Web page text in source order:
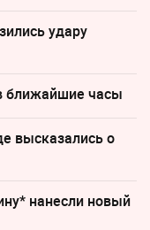
удару
ближайшие часы
высказались о
нанесли новый